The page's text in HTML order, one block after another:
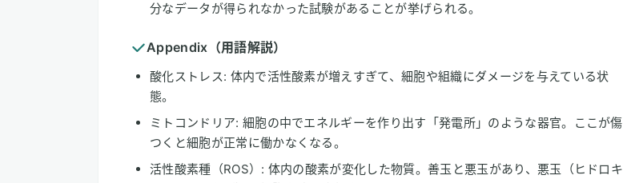
分なデータが得られなかった試験があることが挙げられる。
Appendix（用語解説）
酸化ストレス: 体内で活性酸素が増えすぎて、細胞や組織にダメージを与えている状
態。
ミトコンドリア: 細胞の中でエネルギーを作り出す「発電所」のような器官。ここが傷
つくと細胞が正常に働かなくなる。
活性酸素種（ROS）: 体内の酸素が変化した物質。善玉と悪玉があり、悪玉（ヒドロキ